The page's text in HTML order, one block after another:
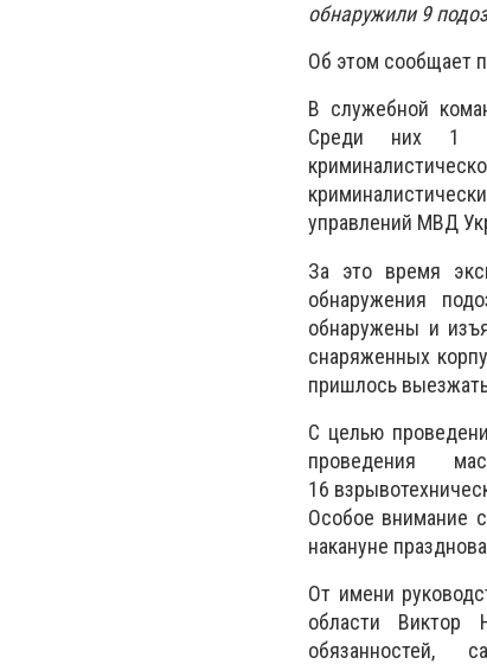
обнаружили 9
Об этом сообщает
В служебной
Среди них 1
управлений МВД
За это время
обнаружения
обнаружены и
снаряженных
пришлось
С целью
проведения
16
Особое внимание
накануне
От имени
области Виктор
обязанностей,